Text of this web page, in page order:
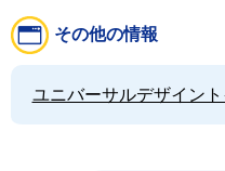
その他の情報
ユニバーサルデザイン